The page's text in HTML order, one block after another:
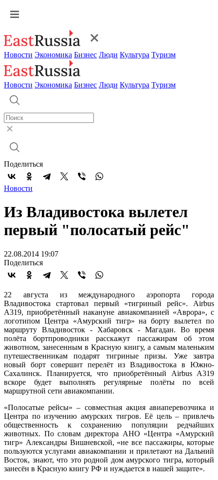
Новости Экономика Бизнес Люди Культура Туризм
Новости Экономика Бизнес Люди Культура Туризм
Поделиться
Новости
Из Владивостока вылетел
первый "полосатый рейс"
22.08.2014 19:07
Поделиться
22 августа из международного аэропорта города
Владивостока стартовал первый «тигриный рейс». Airbus
A319, приобретённый накануне авиакомпанией «Аврора», с
логотипом Центра «Амурский тигр» на борту вылетел по
маршруту Владивосток - Хабаровск - Магадан. Во время
полёта бортпроводники расскажут пассажирам об этом
животном, занесенным в Красную книгу, а самым маленьким
путешественникам подарят тигриные призы. Уже завтра
новый борт совершит перелёт из Владивостока в Южно-
Сахалинск. Планируется, что приобретённый Airbus A319
вскоре будет выполнять регулярные полёты по всей
маршрутной сети авиакомпании.
«Полосатые рейсы» – совместная акция авиаперевозчика и
Центра по изучению амурских тигров. Её цель – привлечь
общественность к сохранению популяции редчайших
животных. По словам директора АНО «Центра «Амурский
тигр» Александры Вишневской, «не все пассажиры, которые
пользуются услугами авиакомпании и прилетают на Дальний
Восток, знают, что это родной дом амурского тигра, который
занесён в Красную книгу РФ и нуждается в нашей защите».